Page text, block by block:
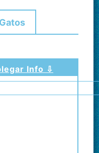
Gatos
Info ⇩